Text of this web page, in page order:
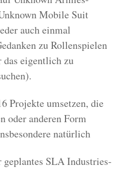
Mobile Suit
auch einmal
zu Rollenspielen
das eigentlich zu
Projekte umsetzen, die
oder anderen Form
natürlich
geplantes SLA Industries-